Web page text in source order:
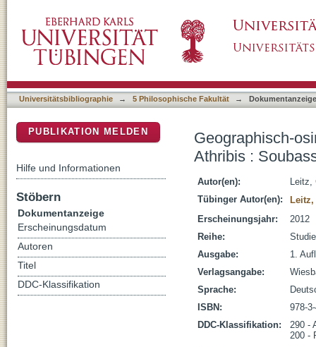
Soubassementstudien II
Universitätsbibliographie → 5 Philosophische Fakultät → Dokumentanzeige
Geographisch-
Athribis :
Autor(en):
Leitz,
Tübinger Autor(en):
Erscheinungsjahr:
2012
Reihe:
Ausgabe:
1.
Verlagsangabe:
Sprache:
ISBN:
978-
DDC-Klassifikation:
290 -
200 -
PUBLIKATION MELDEN
Hilfe und Informationen
Stöbern
Dokumentanzeige
Erscheinungsdatum
Autoren
Titel
DDC-Klassifikation